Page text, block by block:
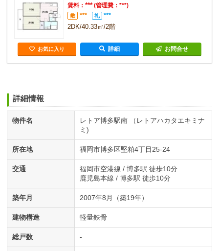
賃料： ***(管理費：***)
敷 *** 礼
***
2DK/40.33㎡/2階
お気に入り 詳細 お問合せ
詳細情報
物件名
レトア博多駅南 （レトアハカタエキミナ
ミ)
所在地 福岡市博多区堅粕4丁目25-24
交通
福岡市空港線 / 博多駅 徒歩10分
鹿児島本線 / 博多駅 徒歩10分
築年月 2007年8月（築19年）
建物構造 軽量鉄骨
総戸数 -